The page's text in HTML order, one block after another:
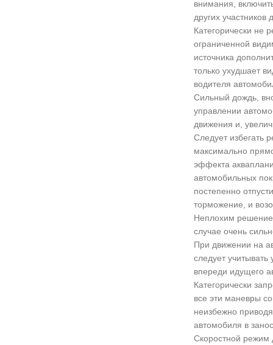
внимания,
других
Категорически не
ограниченной
источника
только ухудшает
водителя
Сильный дождь,
управлении
движения и,
Следует избегать
максимально
эффекта
автомобильных
постепенно
торможение, и
Неплохим
случае очень
При движении на
следует
впереди идущего
Категорически
все эти маневры
неизбежно
автомобиля в
Скоростной режим